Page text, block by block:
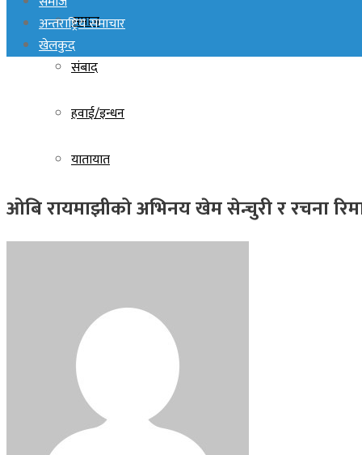
समाज
संबाद
हवाई/इन्धन
यातायात
अन्तराष्ट्रिय समाचार
खेलकुद
ओबि रायमाझीको अभिनय खेम सेन्चुरी र रचना